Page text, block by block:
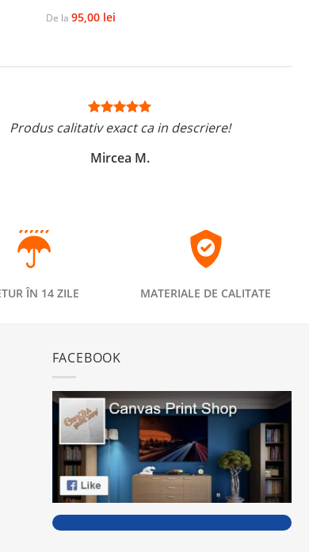
De la 95,00 lei
Produs calitativ exact ca in descriere!
Mircea M.
ÎN 14 ZILE MATERIALE DE CALITATE
FACEBOOK